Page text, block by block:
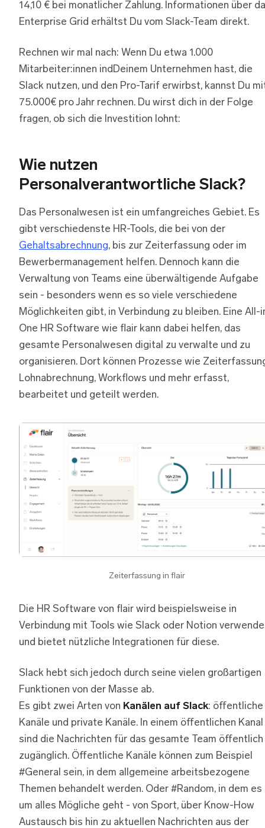
14,10 € bei monatlicher Zahlung. Informationen über
Enterprise Grid erhältst Du vom Slack-Team direkt.
Rechnen wir mal nach: Wenn Du etwa 1.000
Mitarbeiter:innen indDeinem Unternehmen hast, die
Slack nutzen, und den Pro-Tarif erwirbst, kannst Du
75.000€ pro Jahr rechnen. Du wirst dich in der Folge
fragen, ob sich die Investition lohnt:
Wie nutzen
Personalverantwortliche Slack?
Das Personalwesen ist ein umfangreiches Gebiet. Es
gibt verschiedenste HR-Tools, die bei von der
Gehaltsabrechnung, bis zur Zeiterfassung oder im
Bewerbermanagement helfen. Dennoch kann die
Verwaltung von Teams eine überwältigende Aufgabe
sein - besonders wenn es so viele verschiedene
Möglichkeiten gibt, in Verbindung zu bleiben. Eine All-
One HR Software wie flair kann dabei helfen, das
gesamte Personalwesen digital zu verwalte und zu
organisieren. Dort können Prozesse wie
Lohnabrechnung, Workflows und mehr erfasst,
bearbeitet und geteilt werden.
Zeiterfassung in flair
Die HR Software von flair wird beispielsweise in
Verbindung mit Tools wie Slack oder Notion
und bietet nützliche Integrationen für diese.
Slack hebt sich jedoch durch seine vielen großartigen
Funktionen von der Masse ab.
Es gibt zwei Arten von Kanälen auf Slack: öffentliche
Kanäle und private Kanäle. In einem öffentlichen Kanal
sind die Nachrichten für das gesamte Team öffentlich
zugänglich. Öffentliche Kanäle können zum Beispiel
#General sein, in dem allgemeine arbeitsbezogene
Themen behandelt werden. Oder #Random, in dem es
um alles Mögliche geht - von Sport, über Know-How
Austausch bis hin zu aktuellen Nachrichten aus der